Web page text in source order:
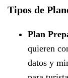
Tipos de
Plan
quieren
datos y